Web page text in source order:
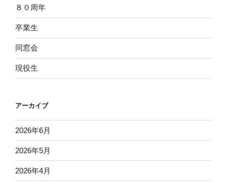
８０周年
卒業生
同窓会
現役生
アーカイブ
2026年6月
2026年5月
2026年4月